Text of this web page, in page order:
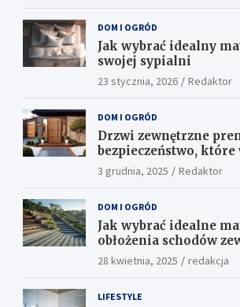
DOM I OGRÓD
Jak wybrać idealny
swojej sypialni
23 stycznia, 2026 Redaktor
DOM I OGRÓD
Drzwi zewnętrzne
bezpieczeństwo, które
ekskluzywnie
3 grudnia, 2025 Redaktor
DOM I OGRÓD
Jak wybrać idealne
obłożenia schodów
Praktyczne porady i
28 kwietnia, 2025 redakcja
LIFESTYLE